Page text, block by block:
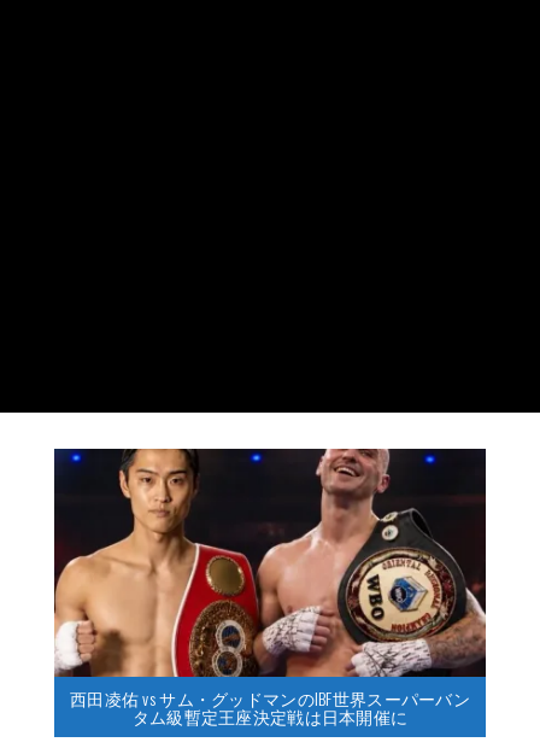
西田凌佑 vs サム・グッドマンのIBF世界スーパーバン
タム級暫定王座決定戦は日本開催に